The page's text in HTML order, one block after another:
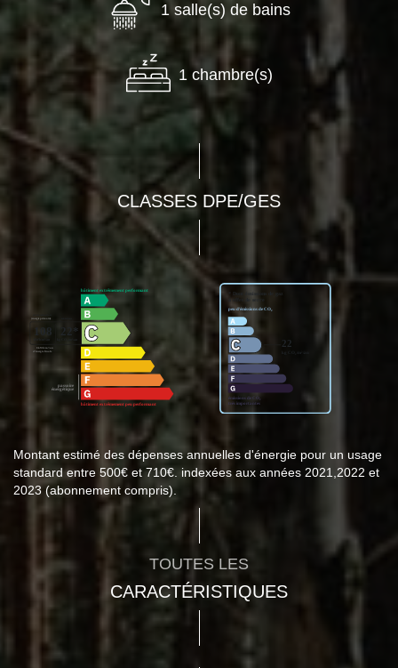
1 salle(s) de bains
1 chambre(s)
CLASSES DPE/GES
Montant estimé des dépenses annuelles d'énergie pour un usage
standard entre 500€ et 710€. indexées aux années 2021,2022 et
2023 (abonnement compris).
TOUTES LES
CARACTÉRISTIQUES